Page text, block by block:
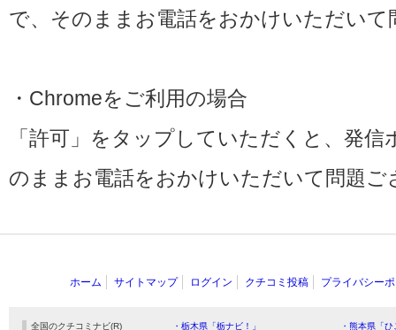
で、そのままお電話をおかけいただいて
・Chromeをご利用の場合
「許可」をタップしていただくと、発
のままお電話をおかけいただいて問題ご
ホーム サイトマップ ログイン クチコミ投稿 プライバシー
全国のクチコミナビ(R) ・栃木県「栃ナビ！」 ・熊本県「